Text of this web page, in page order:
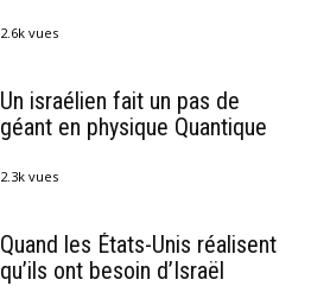
2.6k vues
Un israélien fait un pas de
géant en physique Quantique
2.3k vues
Quand les États-Unis réalisent
qu’ils ont besoin d’Israël